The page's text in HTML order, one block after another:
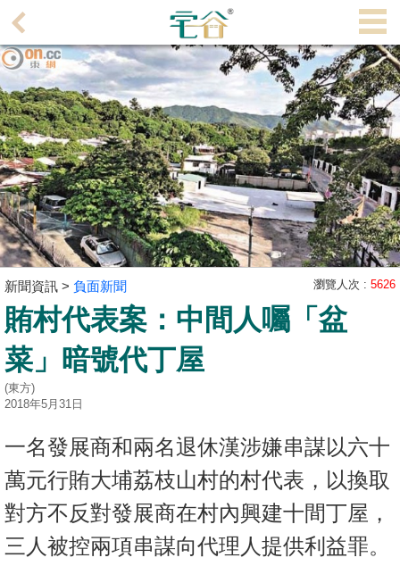
理
主
頁
搵
樓/
成
交
業
放
盤
宅
谷
按
地
產
博
客
新聞資訊 > 負面新聞 瀏覽人次 : 5626
賄村代表案：中間人囑「盆
菜」暗號代丁屋
(東方)
2018年5月31日
一名發展商和兩名退休漢涉嫌串謀以六十
萬元行賄大埔荔枝山村的村代表，以換取
對方不反對發展商在村內興建十間丁屋，
三人被控兩項串謀向代理人提供利益罪。